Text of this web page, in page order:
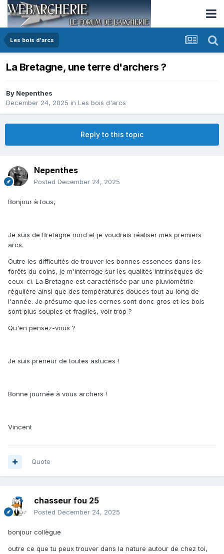
Les bois d'arcs
La Bretagne, une terre d'archers ?
By Nepenthes
December 24, 2025 in Les bois d'arcs
Reply to this topic
Nepenthes
Posted December 24, 2025
Bonjour à tous,
Je suis de Bretagne nord et je voudrais réaliser mes premiers
arcs.
Outre les difficultés de trouver les bonnes essences dans les
forêts du coins, je m'interroge sur les qualités intrinsèques de
ceux-ci. La Bretagne est caractérisée par une pluviométrie
régulière ainsi que des températures douces tout au long de
l'année. Je présume que les cernes sont donc gros et les bois
sont plus souples et fragiles, voir trop ?
Qu'en pensez-vous ?
Je suis preneur de toutes astuces !
Bonne journée à vous archers !
Vincent
Quote
chasseur fou 25
Posted December 24, 2025
bonjour collègue
outre ce que tu peux trouver dans la nature autour de chez toi,